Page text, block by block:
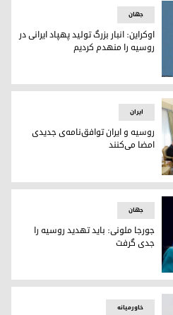
جهان
اوکراین: انبار بزرگ تولید پهپاد ایرانی در
روسیه را منهدم کردیم
جدیدی امضا می‌کنند
ایران
روسیه و ایران توافق‌نامه‌ی جدیدی
امضا می‌کنند
جهان
جورجا ملونی: باید تهدید روسیه را
جدی گرفت
خاورمیانه